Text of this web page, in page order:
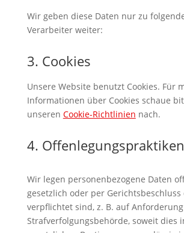
Wir geben diese Daten nur zu
Verarbeiter weiter:
3. Cookies
Unsere Website benutzt Cookies. Für
Informationen über Cookies schaue
unseren Cookie-Richtlinien nach.
4. Offenlegungspraktiken
Wir legen personenbezogene Daten
gesetzlich oder per Gerichtsbeschluss
verpflichtet sind, z. B. auf
Strafverfolgungsbehörde, soweit dies